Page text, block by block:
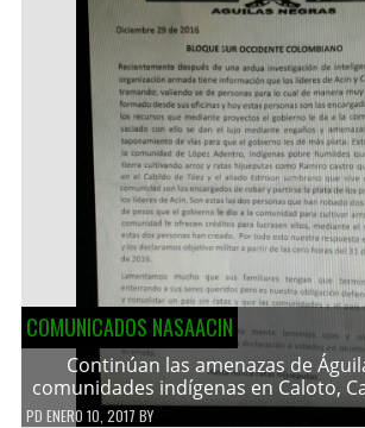
COMUNICADOS NASAACIN
Continúan las amenazas de
comunidades indígenas en Caloto,
PD ENERO 10, 2017 BY